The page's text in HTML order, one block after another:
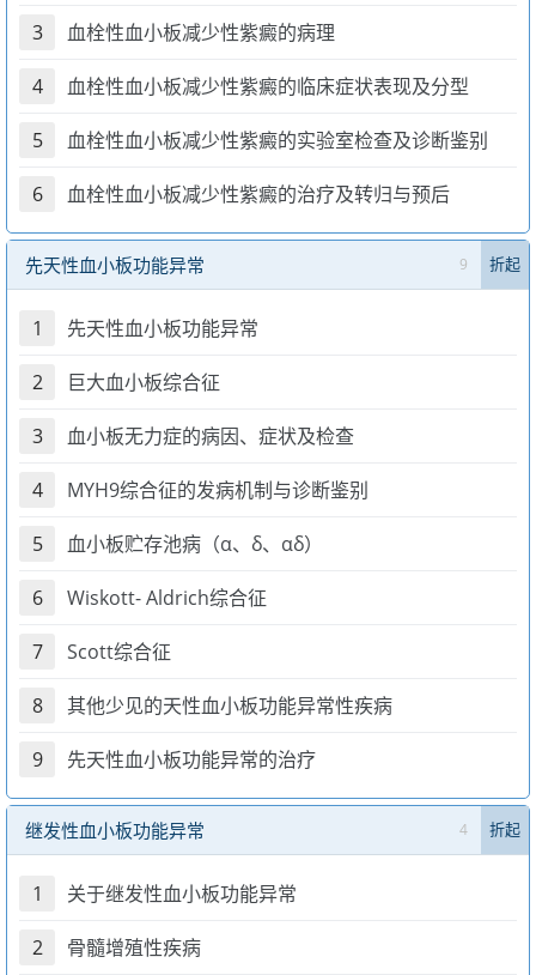
3 血栓性血小板减少性紫癜的病理
4 血栓性血小板减少性紫癜的临床症状表现及分型
5 血栓性血小板减少性紫癜的实验室检查及诊断鉴别
6 血栓性血小板减少性紫癜的治疗及转归与预后
先天性血小板功能异常 9 折起
1 先天性血小板功能异常
2 巨大血小板综合征
3 血小板无力症的病因、症状及检查
4 MYH9综合征的发病机制与诊断鉴别
5 血小板贮存池病（α、δ、αδ）
6 Wiskott- Aldrich综合征
7 Scott综合征
8 其他少见的天性血小板功能异常性疾病
9 先天性血小板功能异常的治疗
继发性血小板功能异常 4 折起
1 关于继发性血小板功能异常
2 骨髓增殖性疾病